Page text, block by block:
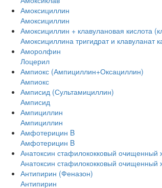
Амоксициллин
Амоксициллин
Амоксициллин + клавулановая кислота
Амоксициллина тригидрат и клавуланат
Аморолфин
Лоцерил
Ампиокс (Ампициллин+Оксациллин)
Ампиокс
Амписид (Сультамициллин)
Амписид
Ампициллин
Ампициллин
Амфотерицин B
Амфотерицин B
Анатоксин стафилококковый очищенный
Анатоксин стафилококковый очищенный
Антипирин (Феназон)
Антипирин